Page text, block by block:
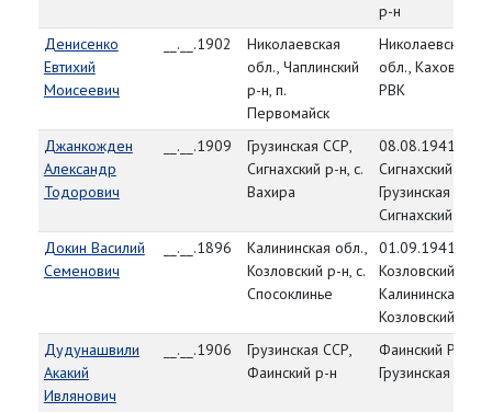
р-н
Денисенко
Евтихий
Моисеевич
__.__.1902
Николаевская
обл., Чаплинский
р-н, п.
Первомайск
Николаевская
обл., Каховский
РВК
Джанкожден
Александр
Тодорович
__.__.1909
Грузинская ССР,
Сигнахский р-н, с.
Вахира
08.08.1941,
Сигнахский РВК,
Грузинская ССР,
Сигнахский р-н
Докин Василий
Семенович
__.__.1896
Калининская обл.,
Козловский р-н, с.
Спосоклинье
01.09.1941,
Козловский РВК,
Калининская
Козловский р-н
Дудунашвили
Акакий
Ивлянович
__.__.1906
Грузинская ССР,
Фаинский р-н
Фаинский РВК,
Грузинская ССР